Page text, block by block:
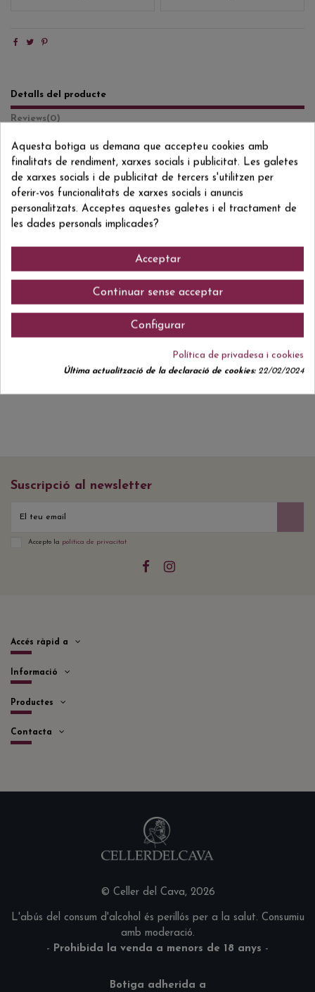
Detalls del producte
Reviews(0)
Formato/Format 75 CL
Grado/Grau 16% VOL.
3274510003708
Suscripció al newsletter
Accepto la política de privacitat
Accés ràpid a
Informació
Productes
Contacta
© Celler del Cava, 2026
L'abús del consum d'alcohol és perillós per a la salut. Consumiu
amb moderació.
- Prohibida la venda a menors de 18 anys -
Botiga adherida a
Aquesta botiga us demana que accepteu cookies amb
finalitats de rendiment, xarxes socials i publicitat. Les galetes
de xarxes socials i de publicitat de tercers s'utilitzen per
oferir-vos funcionalitats de xarxes socials i anuncis
personalitzats. Acceptes aquestes galetes i el tractament de
les dades personals implicades?
Acceptar
Continuar sense acceptar
Configurar
Política de privadesa i cookies
Última actualització de la declaració de cookies:22/02/2024